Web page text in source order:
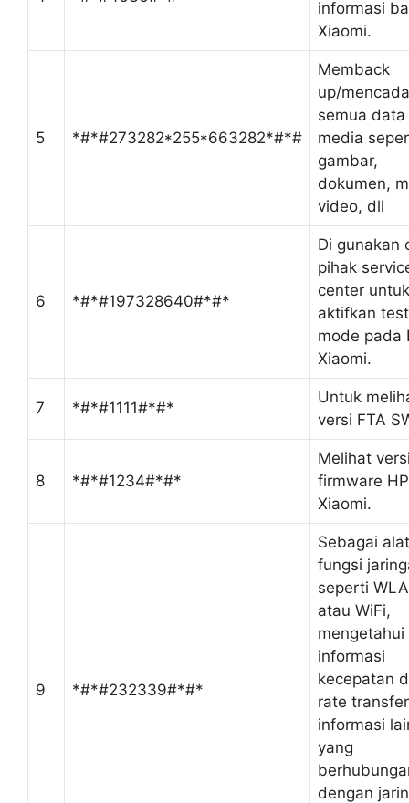
informasi
Xiaomi.
5 *#*#273282*255*663282*#*#
Memback
up/
semua data
media
gambar,
dokumen,
video, dll
6 *#*#197328640#*#*
Di gunakan
pihak
center untuk
aktifkan test
mode pada
Xiaomi.
7 *#*#1111#*#*
Untuk
versi FTA
8 *#*#1234#*#*
Melihat
firmware HP
Xiaomi.
9 *#*#232339#*#*
Sebagai
fungsi
seperti
atau WiFi,
mengetahui
informasi
kecepatan
rate
informasi
yang
dengan